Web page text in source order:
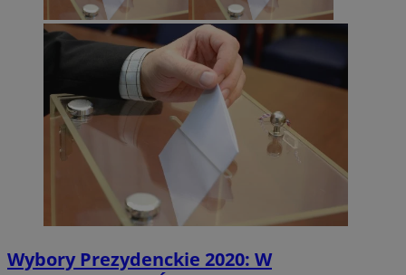
Wybory Prezydenckie 2020: W